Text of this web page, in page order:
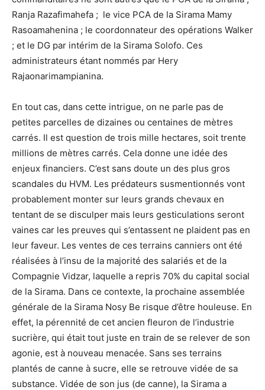
Ranja Razafimahefa ; le vice PCA de la Sirama Mamy
Rasoamahenina ; le coordonnateur des opérations Walker
; et le DG par intérim de la Sirama Solofo. Ces
administrateurs étant nommés par Hery
Rajaonarimampianina.
En tout cas, dans cette intrigue, on ne parle pas de
petites parcelles de dizaines ou centaines de mètres
carrés. Il est question de trois mille hectares, soit trente
millions de mètres carrés. Cela donne une idée des
enjeux financiers. C’est sans doute un des plus gros
scandales du HVM. Les prédateurs susmentionnés vont
probablement monter sur leurs grands chevaux en
tentant de se disculper mais leurs gesticulations seront
vaines car les preuves qui s’entassent ne plaident pas en
leur faveur. Les ventes de ces terrains canniers ont été
réalisées à l’insu de la majorité des salariés et de la
Compagnie Vidzar, laquelle a repris 70% du capital social
de la Sirama. Dans ce contexte, la prochaine assemblée
générale de la Sirama Nosy Be risque d’être houleuse. En
effet, la pérennité de cet ancien fleuron de l’industrie
sucrière, qui était tout juste en train de se relever de son
agonie, est à nouveau menacée. Sans ses terrains
plantés de canne à sucre, elle se retrouve vidée de sa
substance. Vidée de son jus (de canne), la Sirama a